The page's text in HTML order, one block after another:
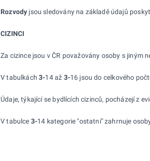
Rozvody jsou sledovány na základě údajů
CIZINCI
Za cizince jsou v ČR považovány osoby s jiným
V tabulkách3-14 až 3-16 jsou do celkového
Údaje, týkající se bydlících cizinců, pocházejí z
V tabulce 3-14 kategorie "ostatní" zahrnuje